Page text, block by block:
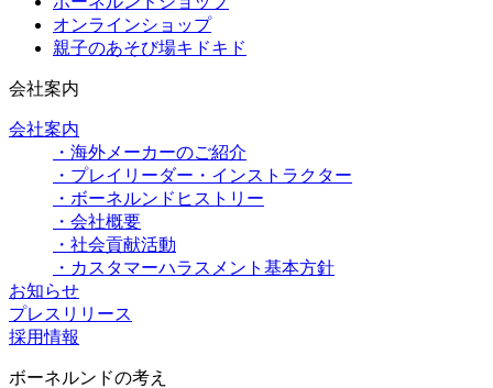
オンラインショップ
親子のあそび場キドキド
会社案内
会社案内
・海外メーカーのご紹介
・プレイリーダー・インストラクター
・ボーネルンドヒストリー
・会社概要
・社会貢献活動
・カスタマーハラスメント基本方針
お知らせ
プレスリリース
採用情報
ボーネルンドの考え